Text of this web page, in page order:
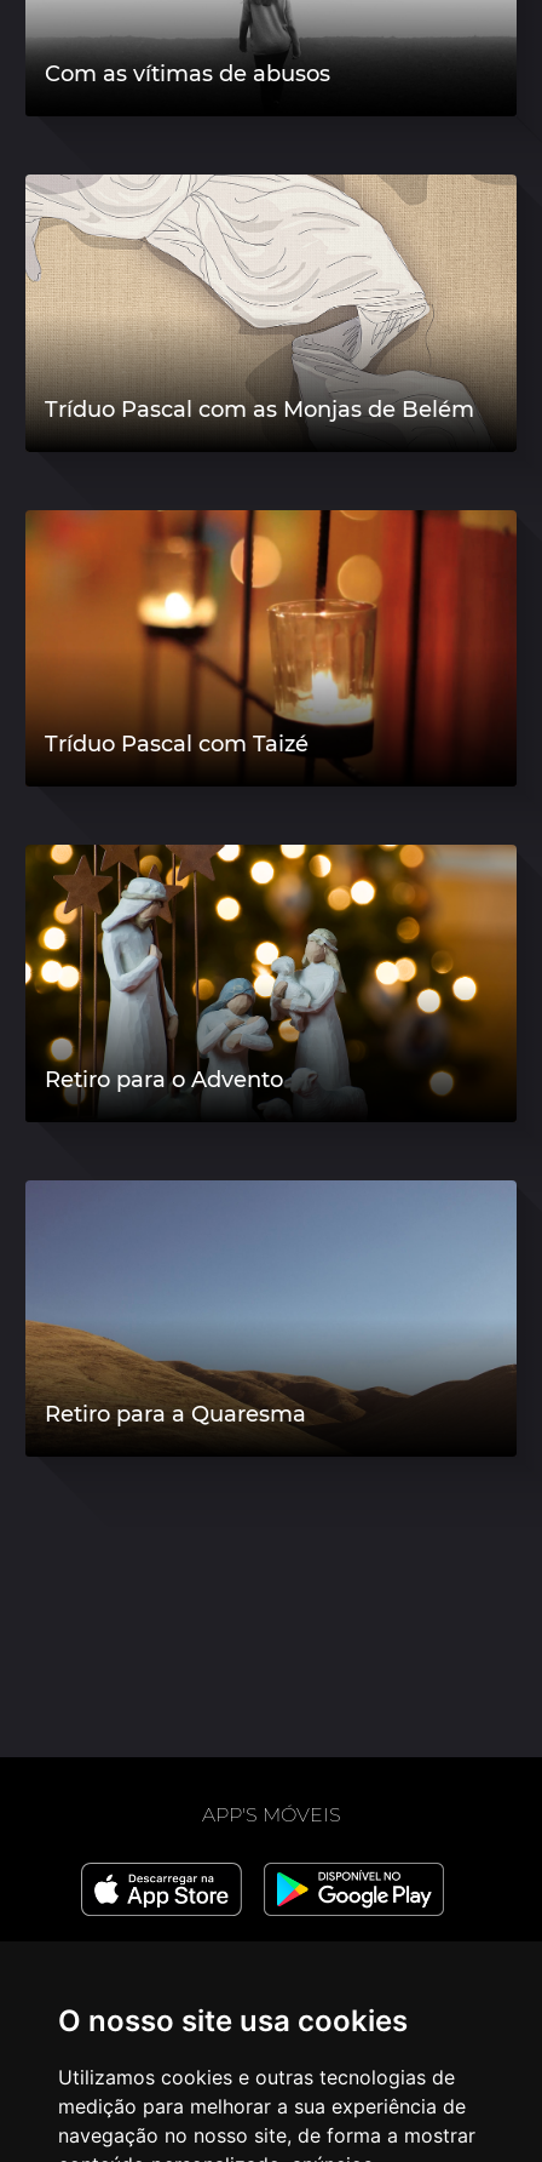
O nosso site usa cookies
Utilizamos cookies e outras tecnologias de
medição para melhorar a sua experiência de
navegação no nosso site, de forma a mostrar
Com as vítimas de abusos
Tríduo Pascal com as Monjas de Belém
Tríduo Pascal com Taizé
Retiro para o Advento
Retiro para a Quaresma
APP'S MÓVEIS
Newsletter Diária
Aviso Legal
Política de privacidade
Donativos
Quem somos
Rezando Voy (espanhol)
Prie en Chemin (francês)
Bidden Onderweg
(neerlandês)
Fi tariqi osally (árabe)